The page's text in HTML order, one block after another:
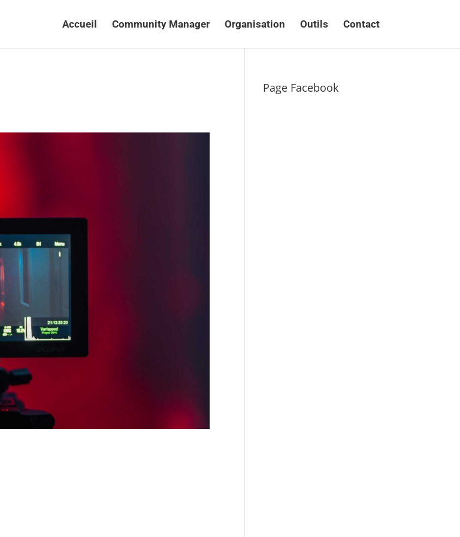
Accueil Community Manager Organisation Outils Contact
Page Facebook